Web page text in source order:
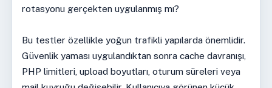
rotasyonu gerçekten uygulanmış mı?
Bu testler özellikle yoğun trafikli yapılarda önemlidir.
Güvenlik yaması uygulandıktan sonra cache davranışı,
PHP limitleri, upload boyutları, oturum süreleri veya